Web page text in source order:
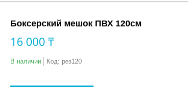
Боксерский мешок ПВХ 120см
16 000 ₸
В наличии Код: рез120